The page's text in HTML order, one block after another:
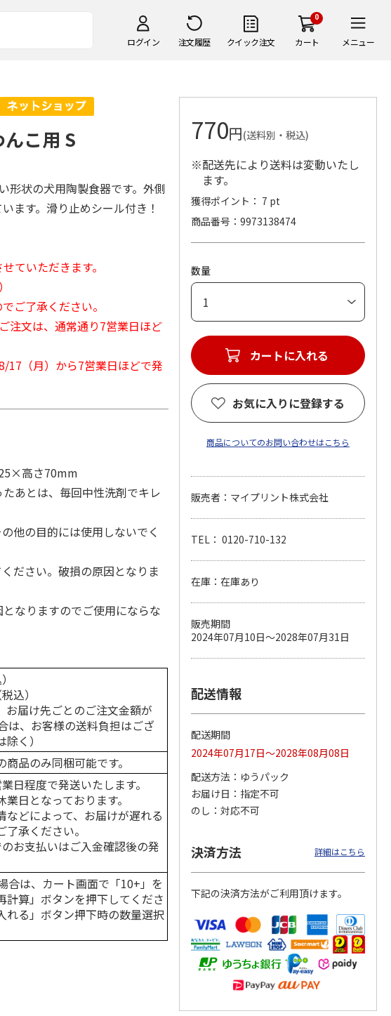
ログイン 注文履歴 クイック注文
0
カート メニュー
無添加良品 カムカ
ムデンタルコーン
ぐるぐるボーン型 S
…
470円
(送料別・税込)
チ 健康に育つ子ね
こ用 まぐろ・かつ
おに …
(送料別・税込)
ペット線香 虹のか
なた フルーティフ
ローラルの香り
590円
(送料別・税込)
100円
(送料別・税込)
こ用 S
形状の犬用陶製食器です。外側
ます。滑り止めシール付き！
ていただきます。
ご了承ください。
注文は、通常通り7営業日ほど
17（月）から7営業日ほどで発
高さ70mm
あとは、毎回中性洗剤でキレ
他の目的には使用しないでく
ださい。破損の原因となりま
なりますのでご使用にならな
込）
お届け先ごとのご注文金額が
は、お客様の送料負担はござ
く）
商品のみ同梱可能です。
日程度で発送いたします。
日となっております。
どによって、お届けが遅れる
承ください。
お支払いはご入金確認後の発
は、カート画面で「10+」を
計算」ボタンを押下してくださ
れる」ボタン押下時の数量選択
770円(送料別・税込)
※配送先により送料は変動いたし
ます。
獲得ポイント： 7 pt
商品番号
9973138474
数量
カートに入れる
お気に入りに登録する
商品についてのお問い合わせはこちら
販売者：マイプリント株式会社
TEL： 0120-710-132
在庫：在庫あり
販売期間
2024年07月10日～2028年07月31日
配送情報
配送期間
2024年07月17日～2028年08月08日
配送方法
ゆうパック
お届け日
指定不可
のし
対応不可
決済方法 詳細はこちら
下記の決済方法がご利用頂けます。